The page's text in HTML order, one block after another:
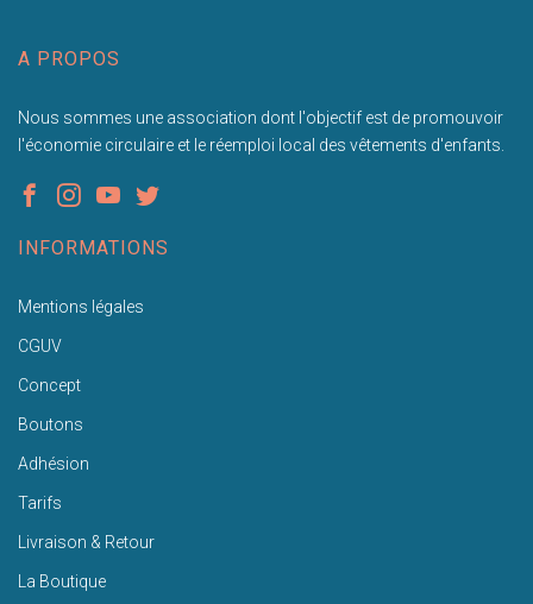
A PROPOS
Nous sommes une association dont l'objectif est de promouvoir
l'économie circulaire et le réemploi local des vêtements d'enfants.
INFORMATIONS
Mentions légales
CGUV
Concept
Boutons
Adhésion
Tarifs
Livraison & Retour
La Boutique